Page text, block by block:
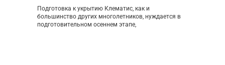
Подготовка к укрытию Клематис, как и
большинство других многолетников, нуждается в
подготовительном осеннем этапе,